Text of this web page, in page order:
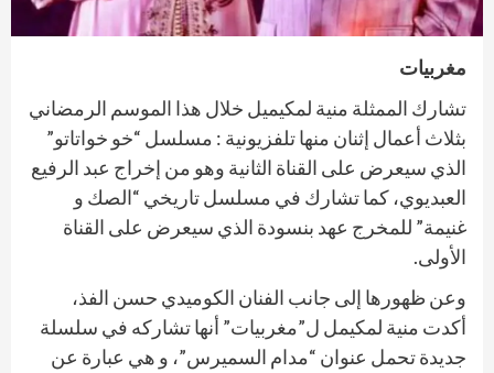
مغربيات
تشارك الممثلة منية لمكيميل خلال هذا الموسم الرمضاني
بثلاث أعمال إثنان منها تلفزيونية : مسلسل “خو خواتاتو”
الذي سيعرض على القناة الثانية وهو من إخراج عبد الرفيع
العبديوي، كما تشارك في مسلسل تاريخي “الصك و
غنيمة” للمخرج عهد بنسودة الذي سيعرض على القناة
الأولى.
وعن ظهورها إلى جانب الفنان الكوميدي حسن الفذ،
أكدت منية لمكيمل ل”مغربيات” أنها تشاركه في سلسلة
جديدة تحمل عنوان “مدام السميرس”، و هي عبارة عن